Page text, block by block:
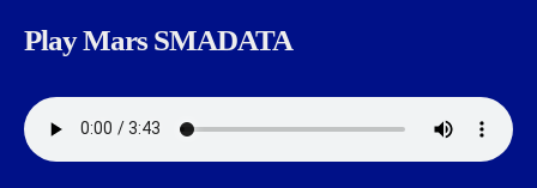
Play Mars SMADATA